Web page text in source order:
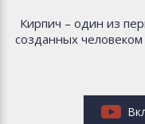
Кирпич – один из
созданных